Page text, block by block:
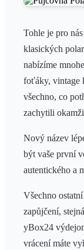
Tohle je pro
klasických
nabízíme
foťáky, vintage
všechno, co
zachytili
Nový název
být vaše první
autentického a
Všechno
zapůjčení,
yBox24
vrácení máte